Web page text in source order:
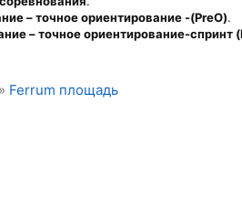
– точное ориентирование -(PreO).
– точное ориентирование-спринт
» Ferrum площадь